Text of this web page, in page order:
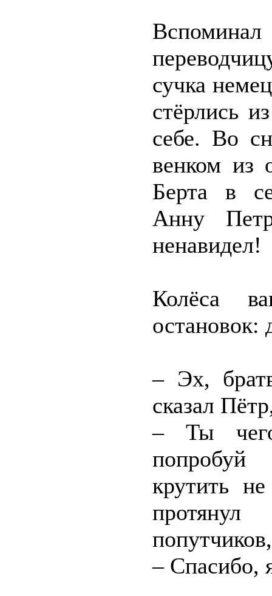
сучка
стёрлись
себе. Во
венком из
Берта в
Анну
ненавидел!
Колёса
– Эх,
сказал
– Ты
крутить
– Спасибо,